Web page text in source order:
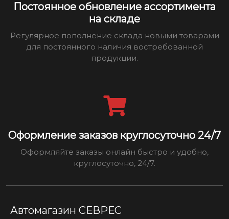
Постоянное обновление ассортимента
на складе
Регулярное пополнение склада новыми товарами
для постоянного наличия востребованной
продукции.
Оформление заказов круглосуточно 24/7
Оформляйте заказы онлайн быстро и удобно,
круглосуточно, 24/7.
Автомагазин СЕВРЕС